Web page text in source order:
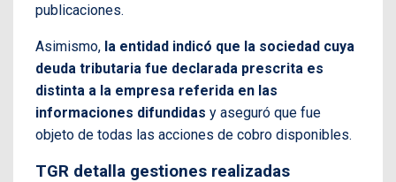
publicaciones.
Asimismo, la entidad indicó que la sociedad cuya
deuda tributaria fue declarada prescrita es
distinta a la empresa referida en las
informaciones difundidas y aseguró que fue
objeto de todas las acciones de cobro disponibles.
TGR detalla gestiones realizadas